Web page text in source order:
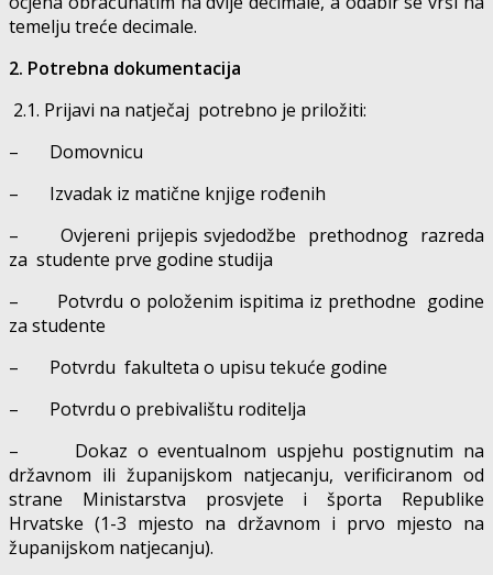
temelju treće decimale.
2. Potrebna dokumentacija
2.1. Prijavi na natječaj potrebno je priložiti:
– Domovnicu
– Izvadak iz matične knjige rođenih
– Ovjereni prijepis svjedodžbe prethodnog razreda
za studente prve godine studija
– Potvrdu o položenim ispitima iz prethodne godine
za studente
– Potvrdu fakulteta o upisu tekuće godine
– Potvrdu o prebivalištu roditelja
– Dokaz o eventualnom uspjehu postignutim na
državnom ili županijskom natjecanju, verificiranom od
strane Ministarstva prosvjete i športa Republike
Hrvatske (1-3 mjesto na državnom i prvo mjesto na
županijskom natjecanju).